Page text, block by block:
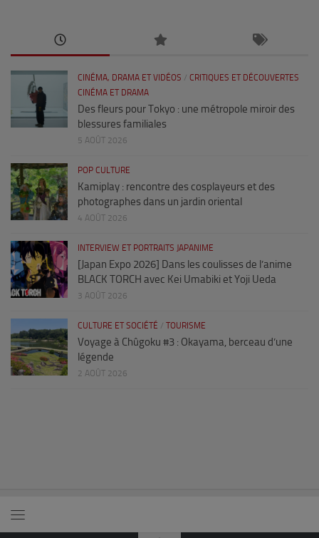
CINÉMA, DRAMA ET VIDÉOS / CRITIQUES ET DÉCOUVERTES
CINÉMA ET DRAMA
Des fleurs pour Tokyo : une métropole miroir des
blessures familiales
5 AOÛT 2026
POP CULTURE
Kamiplay : rencontre des cosplayeurs et des
photographes dans un jardin oriental
4 AOÛT 2026
INTERVIEW ET PORTRAITS JAPANIME
[Japan Expo 2026] Dans les coulisses de l’anime
BLACK TORCH avec Kei Umabiki et Yoji Ueda
3 AOÛT 2026
CULTURE ET SOCIÉTÉ / TOURISME
Voyage à Chûgoku #3 : Okayama, berceau d’une
légende
2 AOÛT 2026